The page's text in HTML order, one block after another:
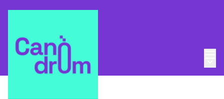
Taula Comunitària / Proposals